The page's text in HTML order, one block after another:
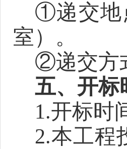
①递交地
室）。
②递交方
五、开标
1.开标时
2.本工程